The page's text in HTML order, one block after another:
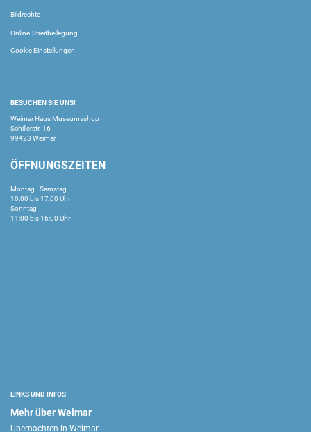
Bildrechte
Online-Streitbeilegung
Cookie Einstellungen
BESUCHEN SIE UNS!
Weimar Haus Museumsshop
Schillerstr. 16
99423 Weimar
ÖFFNUNGSZEITEN
Montag - Samstag
10:00 bis 17:00 Uhr
Sonntag
11:00 bis 16:00 Uhr
LINKS UND INFOS
Mehr über Weimar
Übernachten in Weimar